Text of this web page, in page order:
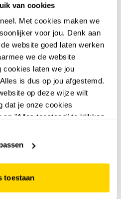
van cookies
Met cookies maken we
voor jou. Denk aan
website goed laten werken
we de website
cookies laten we jou
is dus op jou afgestemd.
op deze wijze wilt
dat je onze cookies
"Alles toestaan" te klikken.
toestaan